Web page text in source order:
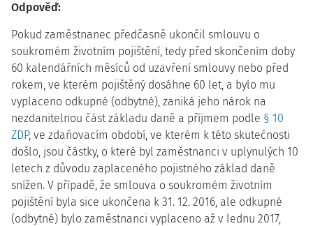
Odpověď:
Pokud zaměstnanec předčasně ukončil smlouvu o
soukromém životním pojištění, tedy před skončením doby
60 kalendářních měsíců od uzavření smlouvy nebo před
rokem, ve kterém pojištěný dosáhne 60 let, a bylo mu
vyplaceno odkupné (odbytné), zaniká jeho nárok na
nezdanitelnou část základu daně a příjmem podle § 10
ZDP, ve zdaňovacím období, ve kterém k této skutečnosti
došlo, jsou částky, o které byl zaměstnanci v uplynulých 10
letech z důvodu zaplaceného pojistného základ daně
snížen. V případě, že smlouva o soukromém životním
pojištění byla sice ukončena k 31. 12. 2016, ale odkupné
(odbytné) bylo zaměstnanci vyplaceno až v lednu 2017,